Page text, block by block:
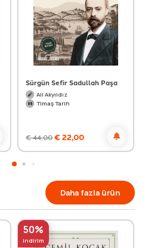
Sürgün Sefir Sadullah Paşa
Ali Akyıldız
Timaş Tarih
€44,00€22,00
Daha fazla ürün
50%
indirim